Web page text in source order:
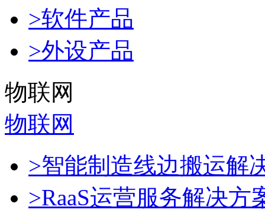
>软件产品
>外设产品
物联网
物联网
>智能制造线边搬运解
>RaaS运营服务解决方